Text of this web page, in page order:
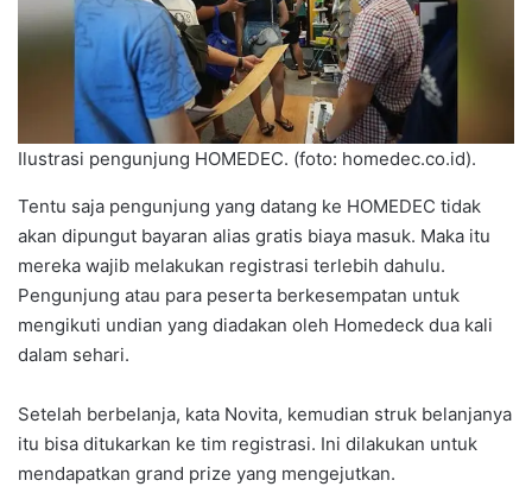
Ilustrasi pengunjung HOMEDEC. (foto: homedec.co.id).
Tentu saja pengunjung yang datang ke HOMEDEC tidak
akan dipungut bayaran alias gratis biaya masuk. Maka itu
mereka wajib melakukan registrasi terlebih dahulu.
Pengunjung atau para peserta berkesempatan untuk
mengikuti undian yang diadakan oleh Homedeck dua kali
dalam sehari.
Setelah berbelanja, kata Novita, kemudian struk belanjanya
itu bisa ditukarkan ke tim registrasi. Ini dilakukan untuk
mendapatkan grand prize yang mengejutkan.